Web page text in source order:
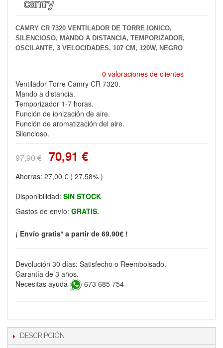
CAMRY CR 7320 VENTILADOR DE TORRE IONICO,
SILENCIOSO, MANDO A DISTANCIA, TEMPORIZADOR,
OSCILANTE, 3 VELOCIDADES, 107 CM, 120W, NEGRO
0 valoraciones de clientes
Ventilador Torre Camry CR 7320.
Mando a distancia.
Temporizador 1-7 horas.
Función de ionización de aire.
Función de aromatización del aire.
Silencioso.
97,90 € 70,91 €
Ahorras: 27,00 € ( 27.58% )
Disponibilidad: SIN STOCK
Gastos de envío: GRATIS.
¡ Envío gratis* a partir de 69.90€ !
Devolución 30 días: Satisfecho o Reembolsado.
Garantía de 3 años.
Necesitas ayuda
673 685 754
DESCRIPCIÓN